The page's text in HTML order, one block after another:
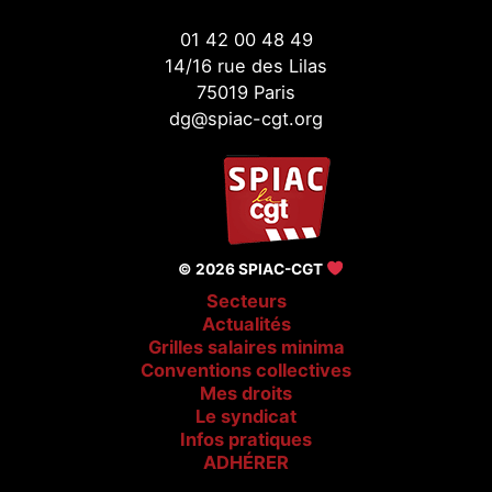
01 42 00 48 49
14/16 rue des Lilas
75019 Paris
dg@spiac-cgt.org
© 2026 SPIAC-CGT
Secteurs
Actualités
Grilles salaires minima
Conventions collectives
Mes droits
Le syndicat
Infos pratiques
ADHÉRER